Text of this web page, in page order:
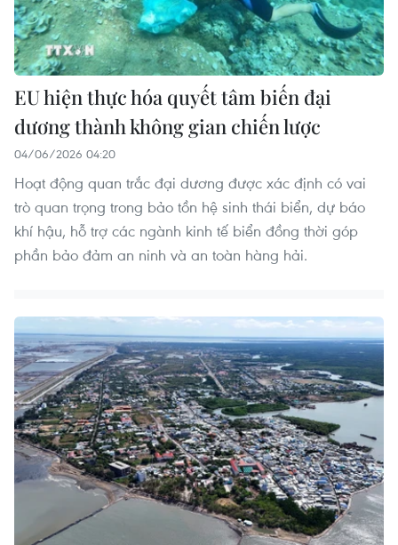
EU hiện thực hóa quyết tâm biến đại
dương thành không gian chiến lược
04/06/2026 04:20
Hoạt động quan trắc đại dương được xác định có vai
trò quan trọng trong bảo tồn hệ sinh thái biển, dự báo
khí hậu, hỗ trợ các ngành kinh tế biển đồng thời góp
phần bảo đảm an ninh và an toàn hàng hải.